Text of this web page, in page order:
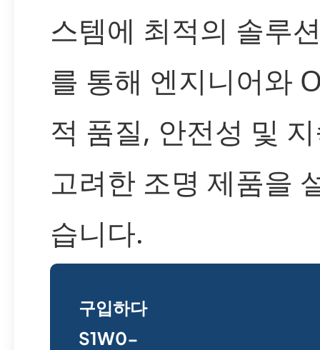
스템에 최적의 솔루
를 통해 엔지니어와
적 품질, 안전성 및
고려한 조명 제품을
습니다.
구입하다
S1W0-